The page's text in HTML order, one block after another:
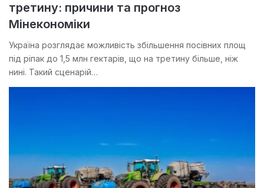
третину: причини та прогноз
Мінекономіки
Україна розглядає можливість збільшення посівних площ
під ріпак до 1,5 млн гектарів, що на третину більше, ніж
нині. Такий сценарій…